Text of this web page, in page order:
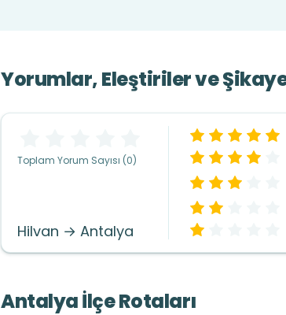
Yorumlar, Eleştiriler ve
Toplam Yorum Sayısı (0)
Hilvan → Antalya
Antalya İlçe Rotaları